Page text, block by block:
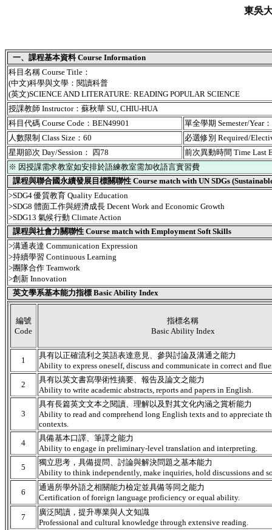
東吳
一、課程基本資料 Course Information
科目名稱 Course Title：
(中文)科學與文學：閱讀科普
(英文)SCIENCE AND LITERATURE: READING POPULAR SCIENCE
授課教師 Instructor：蘇秋華 SU, CHIU-HUA
科目代碼 Course Code：BEN49901
單全學期 Semester/Year
人數限制 Class Size：60
必選修別 Required/
星期節次 Day/Session： 四78
前次異動時間 Time Last
※ 因授課需求教室如安排於語練教室需加收語言實習費
課程與聯合國永續發展目標關聯性 Course match with UN SDGs
>SDG4 優質教育 Quality Education
>SDG8 體面工作與經濟成長 Decent Work and Economic Growth
>SDG13 氣候行動 Climate Action
課程與社會力關聯性 Course match with Employment Soft Skills
>溝通表達 Communication Expression
>持續學習 Continuous Learning
>團隊合作 Teamwork
>創新 Innovation
英文學系基本能力指標 Basic Ability Index
編號
Code
指標名稱
Basic Ability Index
1
具有以正確流利之英語表達意見、參與討論及溝通之能力
Ability to express oneself, discuss and communicate in correct and
2
具有以英文書寫學術性摘要、報告及論文之能力
Ability to write academic abstracts, reports and papers in English.
3
具有長篇英文文本之閱讀、理解以及對其文化內涵之賞析能力
Ability to read and comprehend long English texts and to appreciate
contexts.
4
具備基本口譯、筆譯之能力
Ability to engage in preliminary-level translation and interpreting.
5
獨立思考，具備提問、討論與解決問題之基本能力
Ability to think independently, make inquiries, hold discussions and
6
通過所學外語之相關能力檢定並具備等同之能力
Certification of foreign language proficiency or equal ability.
7
廣泛閱讀，提升專業與人文知識
Professional and cultural knowledge through extensive reading.